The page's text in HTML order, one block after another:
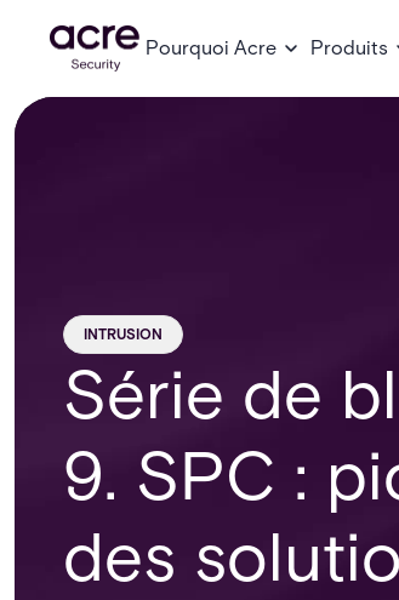
Pourquoi Acre Produits
INTRUSION
Série de
9. SPC :
des